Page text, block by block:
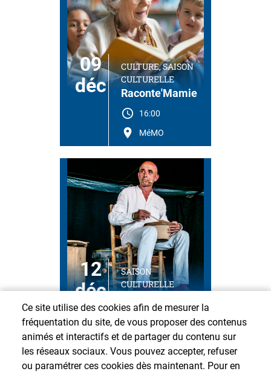
09
déc
CULTURE, SAISON
CULTURELLE
Raconte'Mamie
16:00
MéMO
12
déc
SAISON
CULTURELLE
crêpes et contes
sont arrivés en
Bretagne
16:00
Ce site utilise des cookies afin de mesurer la
fréquentation du site, de vous proposer des contenus
animés et interactifs et de partager du contenu sur
les réseaux sociaux. Vous pouvez accepter, refuser
ou paramétrer ces cookies dès maintenant. Pour en